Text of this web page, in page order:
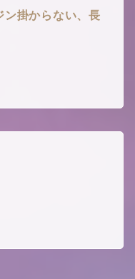
ン掛からない、長